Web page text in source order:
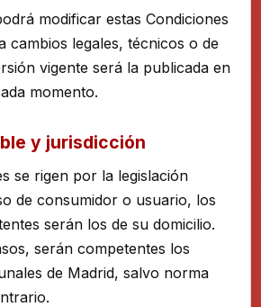
modificar estas Condiciones
cambios legales, técnicos o de
vigente será la publicada en
momento.
y jurisdicción
se rigen por la legislación
de consumidor o usuario, los
serán los de su domicilio.
serán competentes los
de Madrid, salvo norma